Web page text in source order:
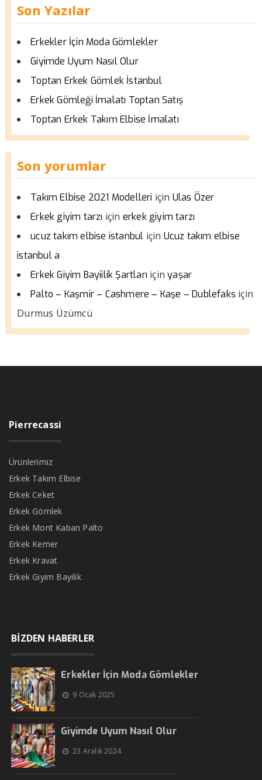
Son Yazılar
Erkekler İçin Moda Gömlekler
Giyimde Uyum Nasıl Olur
Toptan Erkek Gömlek İstanbul
Erkek Gömleği İmalatı Toptan Satış
Toptan Erkek Takım Elbise İmalatı
Son yorumlar
Takım Elbise 2021 Modelleri için Ulas Özer
Erkek giyim tarzı için erkek giyim tarzı
ucuz takım elbise istanbul için Ucuz takım elbise
istanbul a
Erkek Giyim Bayiilik Şartları içinyaşar
Palto – Kaşmir – Cashmere – Kaşe – Dublefaks için
Durmus Üzümcü
Pierrecassi
Ürünlerimiz
Erkek Takım Elbise
Erkek Ceket
Erkek Gömlek
Erkek Mont Kaban Palto
Erkek Kemer
Erkek Kravat
Erkek Giyim Bayilik
BİZDEN HABERLER
Erkekler İçin Moda Gömlekler
9 Ocak 2025
Giyimde Uyum Nasıl Olur
23 Aralık 2024